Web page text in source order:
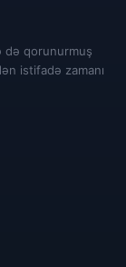
də qorunurmuş
istifadə zamanı